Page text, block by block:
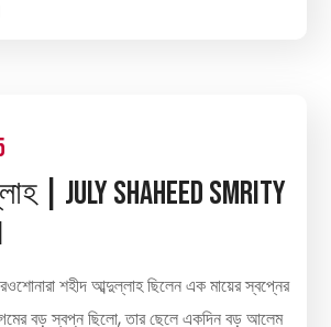
| July Shaheed Smrity
শহীদ আব্দুল্লাহ ছিলেন এক মায়ের স্বপ্নের
বড় স্বপ্ন ছিলো, তার ছেলে একদিন বড় আলেম